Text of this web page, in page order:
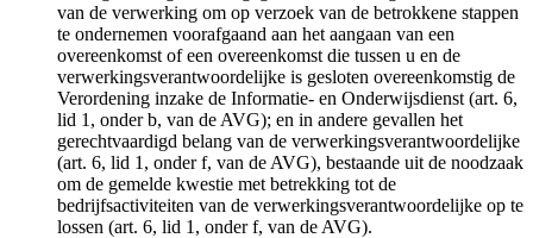
van de verwerking om op verzoek van de betrokkene stappen
te ondernemen voorafgaand aan het aangaan van een
overeenkomst of een overeenkomst die tussen u en de
verwerkingsverantwoordelijke is gesloten overeenkomstig de
Verordening inzake de Informatie- en Onderwijsdienst (art. 6,
lid 1, onder b, van de AVG); en in andere gevallen het
gerechtvaardigd belang van de verwerkingsverantwoordelijke
(art. 6, lid 1, onder f, van de AVG), bestaande uit de noodzaak
om de gemelde kwestie met betrekking tot de
bedrijfsactiviteiten van de verwerkingsverantwoordelijke op te
lossen (art. 6, lid 1, onder f, van de AVG).